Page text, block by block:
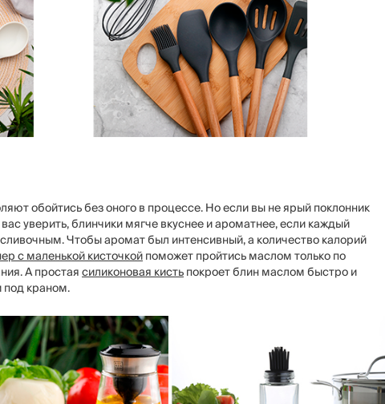
обойтись без оного в процессе. Но если вы не ярый поклонник
уверить, блинчики мягче вкуснее и ароматнее, если каждый
Чтобы аромат был интенсивный, а количество калорий
с маленькой кисточкойпоможет пройтись маслом только по
А простаясиликоновая кистьпокроет блин маслом быстро и
краном.